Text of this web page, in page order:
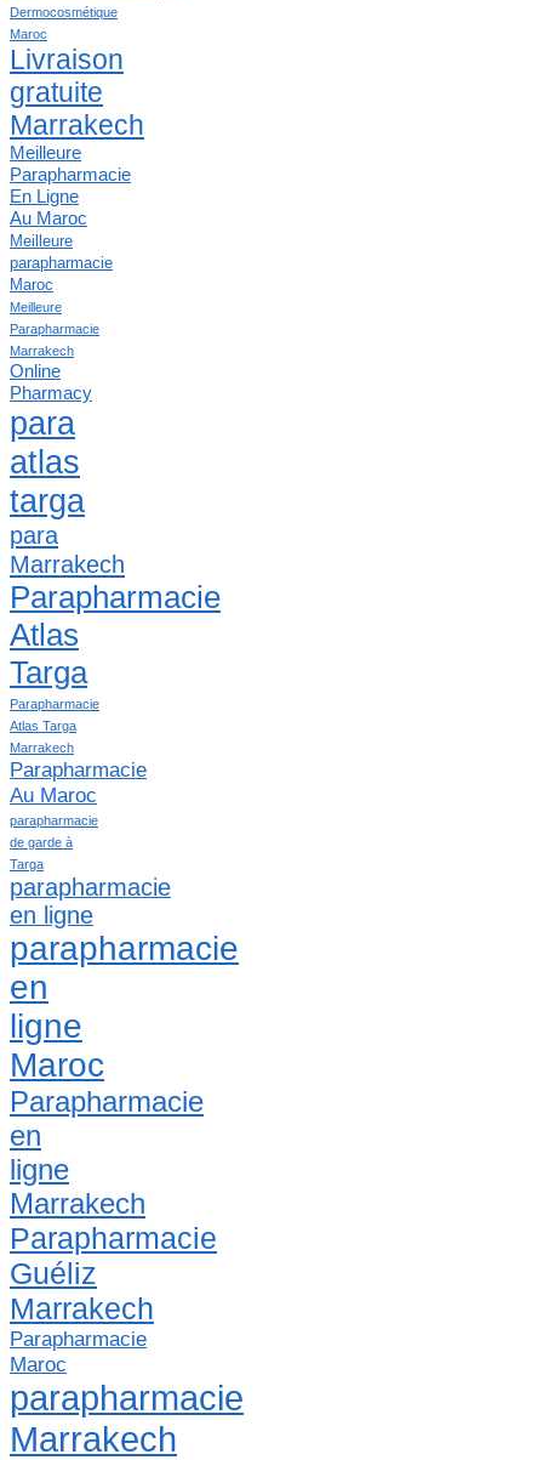
Dermocosmétique
Maroc
Livraison
gratuite
Marrakech
Meilleure
Parapharmacie
En Ligne
Au Maroc
Meilleure
parapharmacie
Maroc
Meilleure
Parapharmacie
Marrakech
Online
Pharmacy
para
atlas
targa
para
Marrakech
Parapharmacie
Atlas
Targa
Parapharmacie
Atlas Targa
Marrakech
Parapharmacie
Au Maroc
parapharmacie
de garde à
Targa
parapharmacie
en ligne
parapharmacie
en
ligne
Maroc
Parapharmacie
en
ligne
Marrakech
Parapharmacie
Guéliz
Marrakech
Parapharmacie
Maroc
parapharmacie
Marrakech